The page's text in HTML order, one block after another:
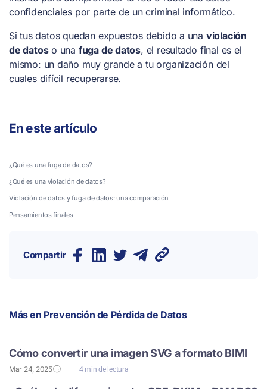
confidenciales por parte de un criminal informático.
Si tus datos quedan expuestos debido a una violación
de datoso una fuga de datos, el resultado final es el
mismo: un daño muy grande a tu organización del
cuales difícil recuperarse.
En este artículo
¿Qué es una fuga de datos?
¿Qué es una violación de datos?
Violación de datos y fuga de datos: una comparación
Pensamientos finales
Compartir
Más en Prevención de Pérdida de Datos
Cómo convertir una imagen SVG a formato BIMI
Mar 24, 2025 4 min de lectura